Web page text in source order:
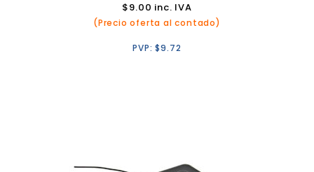
$9.00 inc. IVA
(Precio oferta al contado)
PVP:$9.72